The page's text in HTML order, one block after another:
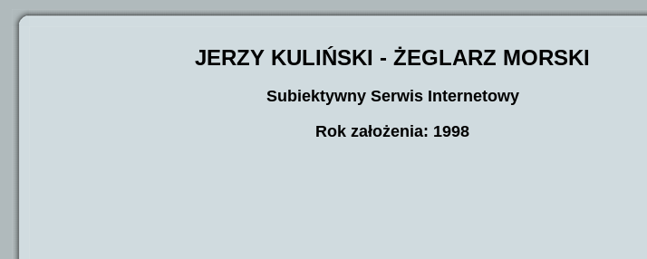
JERZY KULIŃSKI - ŻEGLARZ MORSKI
Subiektywny Serwis Internetowy
Rok założenia: 1998